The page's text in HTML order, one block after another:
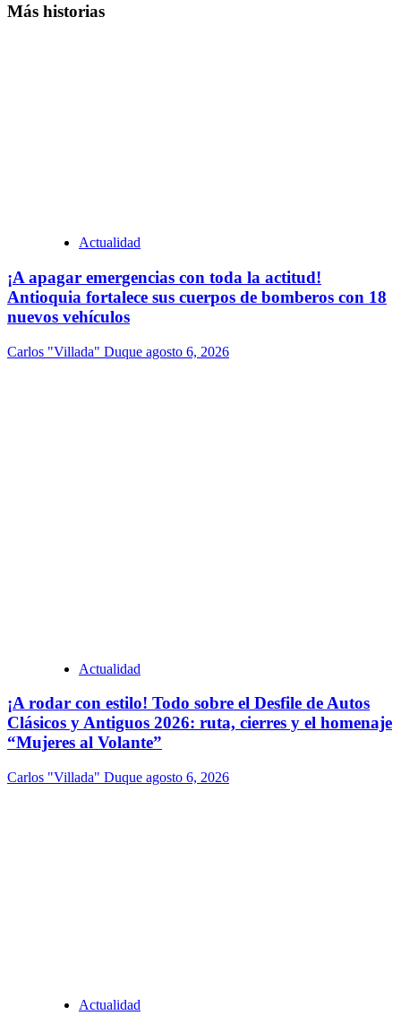
Más historias
Actualidad
¡A apagar emergencias con toda la actitud!
Antioquia fortalece sus cuerpos de bomberos con 18
nuevos vehículos
Carlos "Villada" Duque agosto 6, 2026
Actualidad
¡A rodar con estilo! Todo sobre el Desfile de Autos
Clásicos y Antiguos 2026: ruta, cierres y el homenaje
“Mujeres al Volante”
Carlos "Villada" Duque agosto 6, 2026
Actualidad